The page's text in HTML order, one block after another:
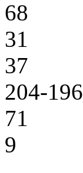
68
31
37
204-196
71
9